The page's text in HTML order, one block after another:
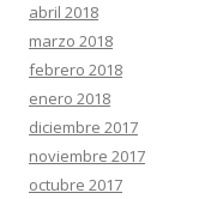
abril 2018
marzo 2018
febrero 2018
enero 2018
diciembre 2017
noviembre 2017
octubre 2017